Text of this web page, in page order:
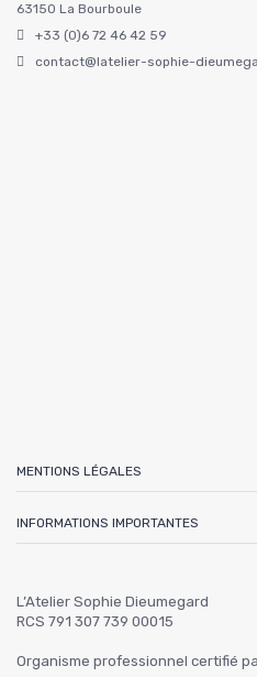
63150 La Bourboule
+33 (0)6 72 46 42 59
contact@latelier-sophie-
MENTIONS LÉGALES
INFORMATIONS IMPORTANTES
L’Atelier Sophie Dieumegard
RCS 791 307 739 00015
Organisme professionnel certifié